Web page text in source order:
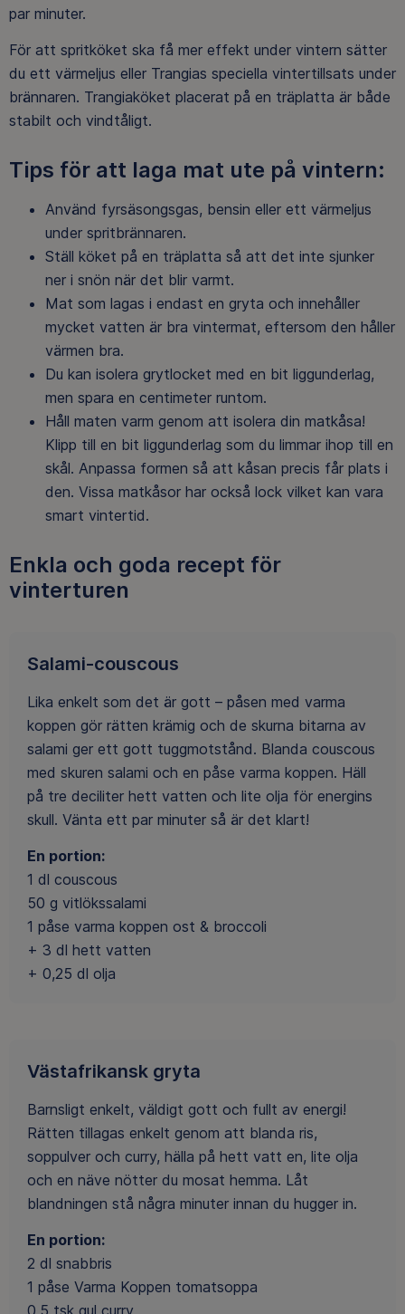
par minuter.
För att spritköket ska få mer effekt under vintern sätter
du ett värmeljus eller Trangias speciella vintertillsats under
brännaren. Trangiaköket placerat på en träplatta är både
stabilt och vindtåligt.
Tips för att laga mat ute på vintern:
Använd fyrsäsongsgas, bensin eller ett värmeljus
under spritbrännaren.
Ställ köket på en träplatta så att det inte sjunker
ner i snön när det blir varmt.
Mat som lagas i endast en gryta och innehåller
mycket vatten är bra vintermat, eftersom den håller
värmen bra.
Du kan isolera grytlocket med en bit liggunderlag,
men spara en centimeter runtom.
Håll maten varm genom att isolera din matkåsa!
Klipp till en bit liggunderlag som du limmar ihop till en
skål. Anpassa formen så att kåsan precis får plats i
den. Vissa matkåsor har också lock vilket kan vara
smart vintertid.
Enkla och goda recept för
vinterturen
Salami-couscous
Lika enkelt som det är gott – påsen med varma
koppen gör rätten krämig och de skurna bitarna av
salami ger ett gott tuggmotstånd. Blanda couscous
med skuren salami och en påse varma koppen. Häll
på tre deciliter hett vatten och lite olja för energins
skull. Vänta ett par minuter så är det klart!
En portion:
1 dl couscous
50 g vitlökssalami
1 påse varma koppen ost & broccoli
+ 3 dl hett vatten
+ 0,25 dl olja
Västafrikansk gryta
Barnsligt enkelt, väldigt gott och fullt av energi!
Rätten tillagas enkelt genom att blanda ris,
soppulver och curry, hälla på hett vatt en, lite olja
och en näve nötter du mosat hemma. Låt
blandningen stå några minuter innan du hugger in.
En portion:
2 dl snabbris
1 påse Varma Koppen tomatsoppa
0,5 tsk gul curry